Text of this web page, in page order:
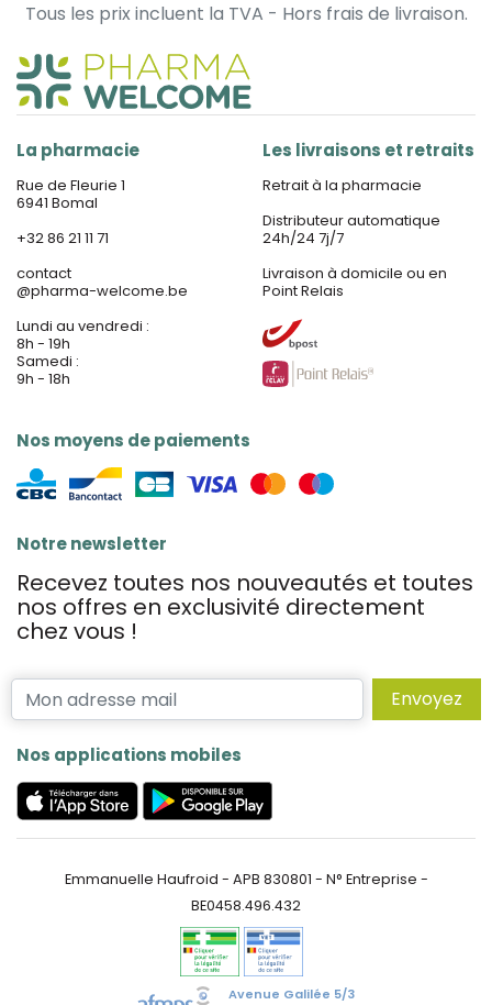
Tous les prix incluent la TVA - Hors frais de livraison.
La pharmacie
Rue de Fleurie 1
6941 Bomal
+32 86 21 11 71
contact
@pharma-welcome.be
Lundi au vendredi :
8h - 19h
Samedi :
9h - 18h
Nos moyens de paiements
Les livraisons et retraits
Retrait à la pharmacie
Distributeur automatique
24h/24 7j/7
Livraison à domicile ou en
Point Relais
Notre newsletter
Recevez toutes nos nouveautés et toutes
nos offres en exclusivité directement
chez vous !
Envoyez
Nos applications mobiles
Emmanuelle Haufroid - APB 830801 - N° Entreprise -
BE0458.496.432
Avenue Galilée 5/3